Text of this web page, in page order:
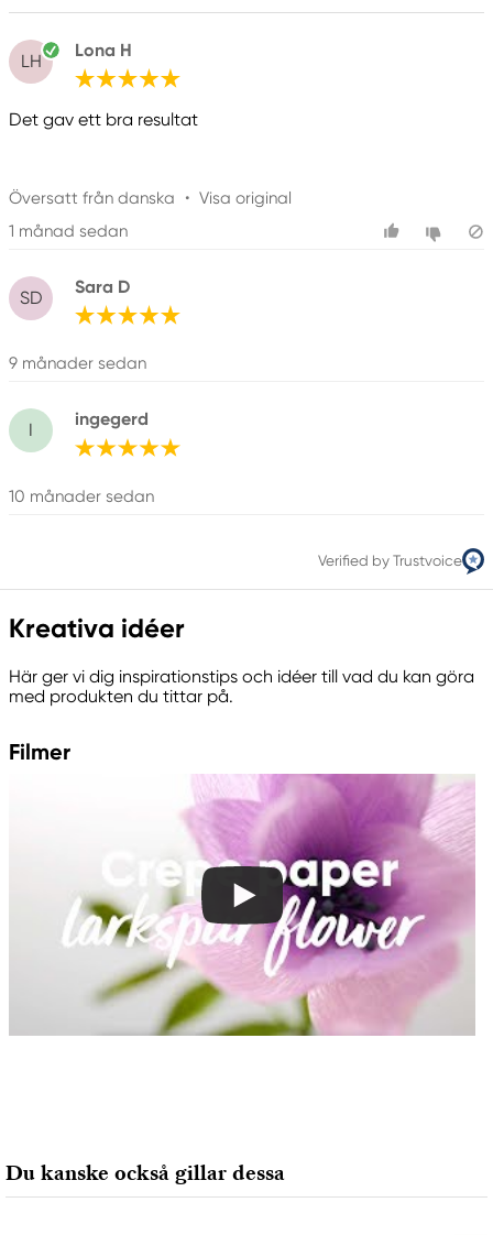
LH
Lona H
Det gav ett bra resultat
Översatt från danska • Visa original
1 månad sedan
SD
Sara D
9 månader sedan
I
ingegerd
10 månader sedan
Verified by Trustvoice
Kreativa idéer
Här ger vi dig inspirationstips och idéer till vad du kan göra
med produkten du tittar på.
Filmer
Du kanske också gillar dessa